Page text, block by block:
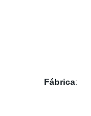
Fábrica: